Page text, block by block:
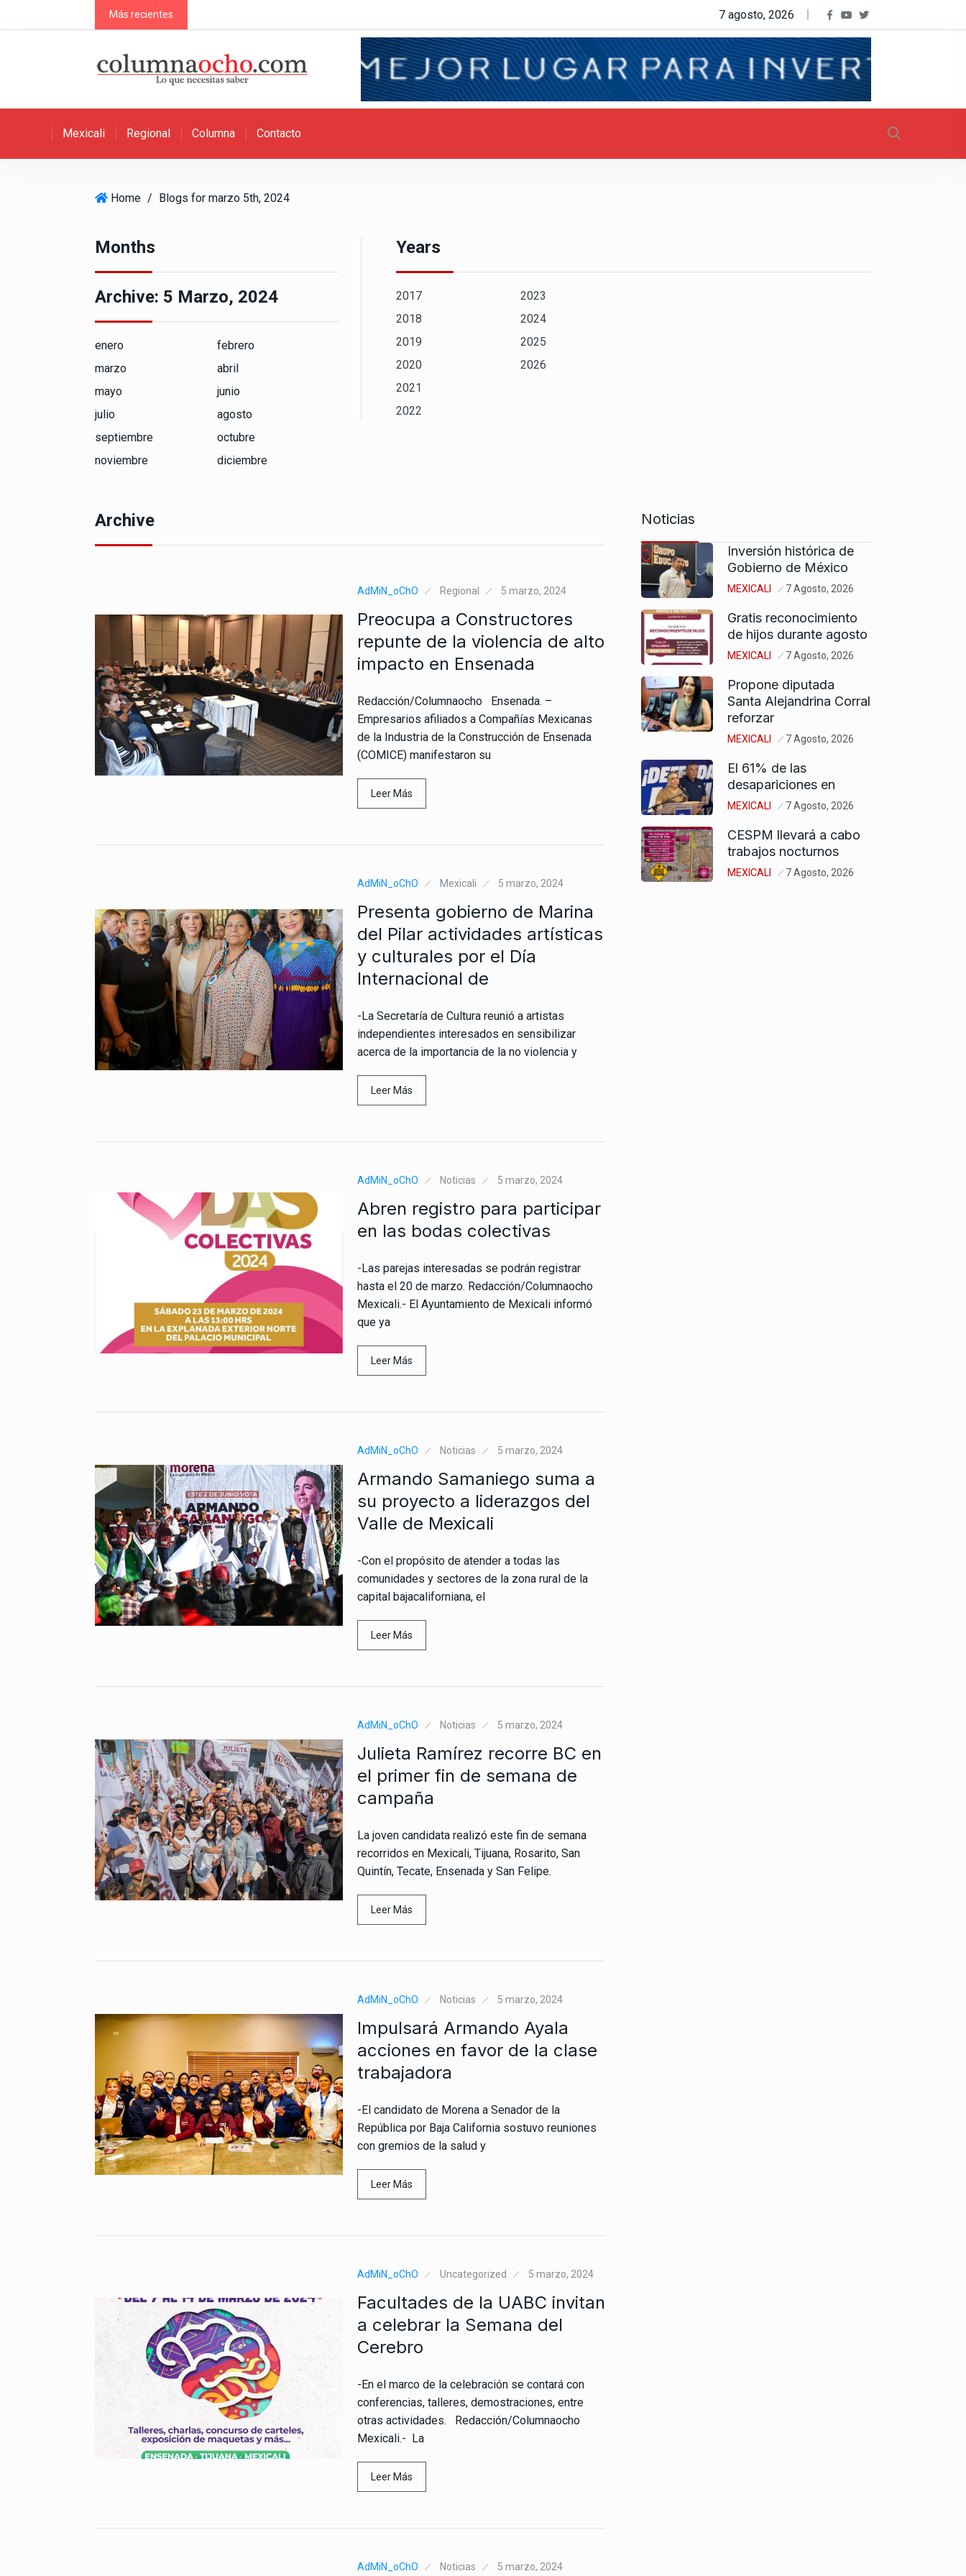
k
Más recientes 7 agosto, 2026
Mexicali Regional Columna Contacto
Home / Blogs for marzo 5th, 2024
Months
Archive: 5 Marzo, 2024
enero
febrero
marzo
abril
mayo
junio
julio
agosto
septiembre
octubre
noviembre
diciembre
Years
2017
2018
2019
2020
2021
2022
2023
2024
2025
2026
Archive
AdMiN_oChO Regional 5 marzo, 2024
Preocupa a Constructores
repunte de la violencia de alto
impacto en Ensenada
Redacción/Columnaocho Ensenada. –
Empresarios afiliados a Compañías Mexicanas
de la Industria de la Construcción de Ensenada
(COMICE) manifestaron su
Leer Más
AdMiN_oChO Mexicali 5 marzo, 2024
Presenta gobierno de Marina
del Pilar actividades artísticas
y culturales por el Día
Internacional de
-La Secretaría de Cultura reunió a artistas
independientes interesados en sensibilizar
acerca de la importancia de la no violencia y
Leer Más
AdMiN_oChO Noticias 5 marzo, 2024
Abren registro para participar
en las bodas colectivas
-Las parejas interesadas se podrán registrar
hasta el 20 de marzo. Redacción/Columnaocho
Mexicali.- El Ayuntamiento de Mexicali informó
que ya
Leer Más
AdMiN_oChO Noticias 5 marzo, 2024
Armando Samaniego suma a
su proyecto a liderazgos del
Valle de Mexicali
-Con el propósito de atender a todas las
comunidades y sectores de la zona rural de la
capital bajacaliforniana, el
Leer Más
AdMiN_oChO Noticias 5 marzo, 2024
Julieta Ramírez recorre BC en
el primer fin de semana de
campaña
La joven candidata realizó este fin de semana
recorridos en Mexicali, Tijuana, Rosarito, San
Quintín, Tecate, Ensenada y San Felipe.
Leer Más
AdMiN_oChO Noticias 5 marzo, 2024
Impulsará Armando Ayala
acciones en favor de la clase
trabajadora
-El candidato de Morena a Senador de la
República por Baja California sostuvo reuniones
con gremios de la salud y
Leer Más
AdMiN_oChO Uncategorized 5 marzo, 2024
Facultades de la UABC invitan
a celebrar la Semana del
Cerebro
-En el marco de la celebración se contará con
conferencias, talleres, demostraciones, entre
otras actividades. Redacción/Columnaocho
Mexicali.- La
Leer Más
AdMiN_oChO Noticias 5 marzo, 2024
Noticias
Inversión histórica de
Gobierno de México
MEXICALI 7 Agosto, 2026
Gratis reconocimiento
de hijos durante agosto
MEXICALI 7 Agosto, 2026
Propone diputada
Santa Alejandrina Corral
reforzar
MEXICALI 7 Agosto, 2026
El 61% de las
desapariciones en
MEXICALI 7 Agosto, 2026
CESPM llevará a cabo
trabajos nocturnos
MEXICALI 7 Agosto, 2026